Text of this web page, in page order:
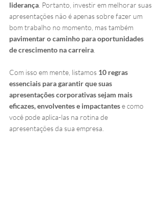
liderança . Portanto, investir em melhorar suas
apresentações não é apenas sobre fazer um
bom trabalho no momento, mas também
pavimentar o caminho para oportunidades
de crescimento na carreira
Com isso em mente, listamos 10 regras
essenciais para garantir que suas
apresentações corporativas sejam mais
eficazes, envolventes e impactantes e como
você pode aplica-las na rotina de
apresentações da sua empresa.